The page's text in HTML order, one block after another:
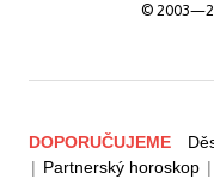
©
DOPORUČUJEME
| Partnerský horoskop |